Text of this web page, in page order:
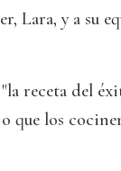
Lara, y a su
receta del
que los